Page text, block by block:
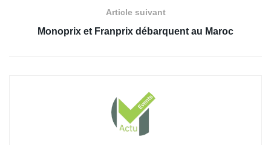
Article suivant
Monoprix et Franprix débarquent au Maroc